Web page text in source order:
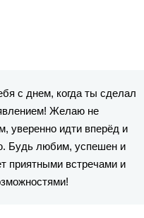
с днем, когда ты сделал
Желаю не
уверенно идти вперёд и
Будь любим, успешен и
приятными встречами и